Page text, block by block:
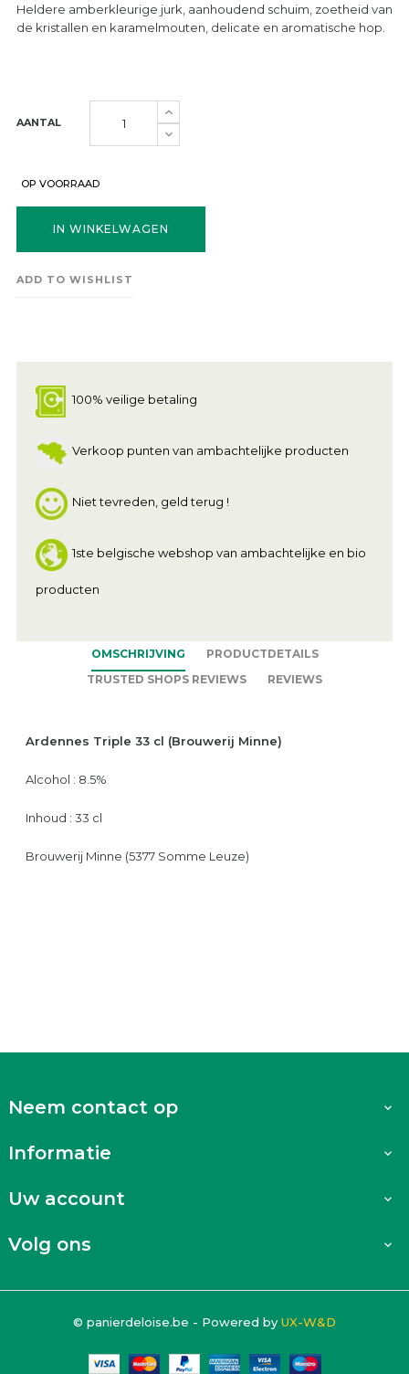
Heldere amberkleurige jurk, aanhoudend schuim, zoetheid van
de kristallen en karamelmouten, delicate en aromatische hop.
AANTAL
OP VOORRAAD
IN WINKELWAGEN
ADD TO WISHLIST
100% veilige betaling
Verkoop punten van ambachtelijke producten
Niet tevreden, geld terug !
1ste belgische webshop van ambachtelijke en bio
producten
OMSCHRIJVING
PRODUCTDETAILS
TRUSTED SHOPS REVIEWS
REVIEWS
Ardennes Triple 33 cl (Brouwerij Minne)
Alcohol : 8.5%
Inhoud : 33 cl
Brouwerij Minne (5377 Somme Leuze)
Neem contact op 
Informatie 
Uw account 
Volg ons 
© panierdeloise.be - Powered by UX-W&D